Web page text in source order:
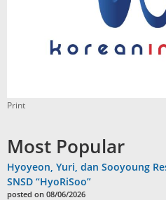
Print
Most Popular
Hyoyeon, Yuri, dan Sooyoung
SNSD “HyoRiSoo”
posted on 08/06/2026